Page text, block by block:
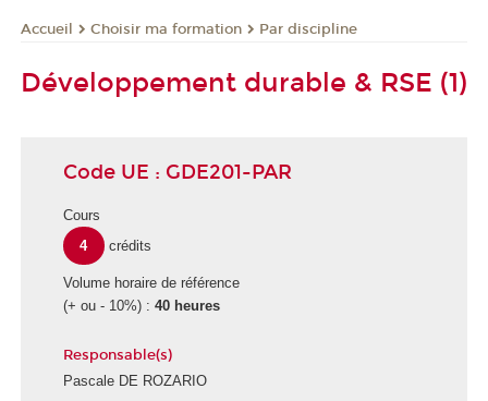
Accueil Choisir ma formation Par discipline
Développement durable & RSE (1)
Code UE : GDE201-PAR
Cours
4
crédits
Volume horaire de référence
(+ ou - 10%) : 40 heures
Responsable(s)
Pascale DE ROZARIO